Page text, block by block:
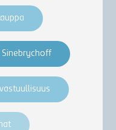
Sinebrychoff
vastuullisuus